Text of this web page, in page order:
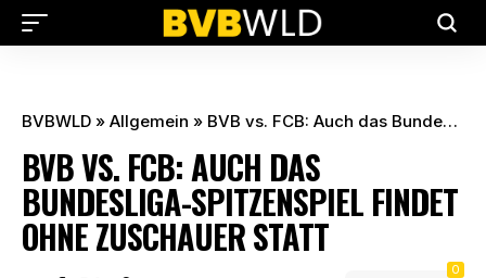
BVBWLD » Allgemein » BVB vs. FCB: Auch das Bundesliga-Spitzenspiel findet ohne Zuschauer statt
BVB VS. FCB: AUCH DAS
BUNDESLIGA-SPITZENSPIEL FINDET
OHNE ZUSCHAUER STATT
0